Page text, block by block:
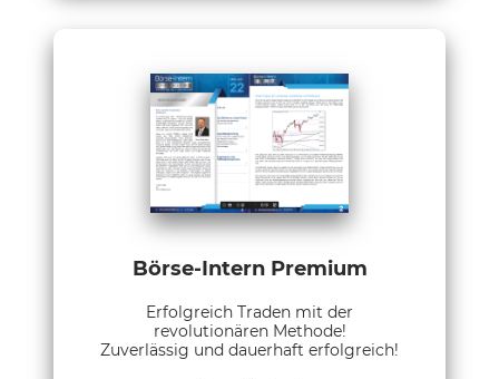
Börse-Intern Premium
Erfolgreich Traden mit der
revolutionären Methode!
Zuverlässig und dauerhaft erfolgreich!